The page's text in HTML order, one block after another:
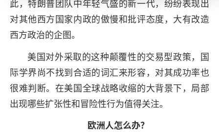
此，特朗普团队中年轻气盛的新一代，纷纷表现出
对其他西方国家内政的傲慢和批评态度，大有改造
西方政治的企图。
美国对外采取的这种颠覆性的交易型政策，国
际学界尚不找到合适的词汇来形容，对其成功率也
很难判断。在美国全球战略收缩的大背景下，局部
出现哪些扩张性和冒险性行为值得关注。
欧洲人怎么办？